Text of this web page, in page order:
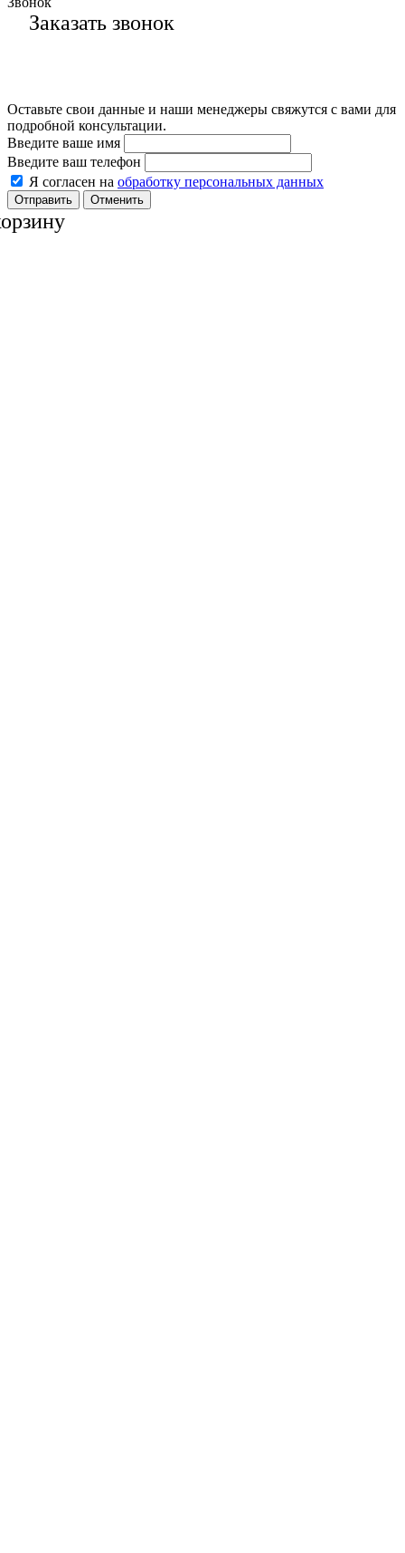
Заказать звонок
Оставьте свои данные и наши менеджеры свяжутся с вами для
подробной консультации.
Введите ваше имя
Введите ваш телефон
Я согласен на обработку персональных данных
Отменить